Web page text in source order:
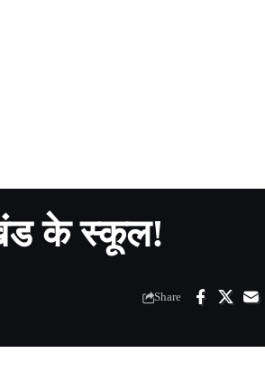
के स्कूल!
Share